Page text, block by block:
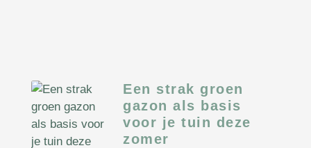
Een strak groen
gazon als basis
voor je tuin deze
zomer